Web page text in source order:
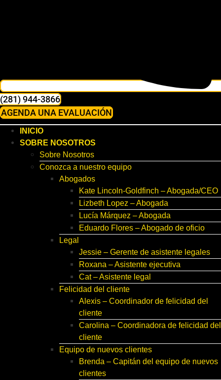
(281) 944-3866
AGENDA UNA EVALUACIÓN
INICIO
SOBRE NOSOTROS
Sobre Nosotros
Conozca a nuestro equipo
Abogados
Kate Lincoln-Goldfinch – Abogada/CEO
Lizbeth Lopez – Abogada
Lucía Márquez – Abogada
Eduardo Flores – Abogado de oficio
Legal
Jessie – Gerente de asistente legales
Roxana – Asistente ejecutiva
Cat – Asistente legal
Felicidad del cliente
Alexis – Coordinador de felicidad del
cliente
Carolina – Coordinadora de felicidad del
cliente
Equipo de nuevos clientes
Brenda – Capitán del equipo de nuevos
clientes